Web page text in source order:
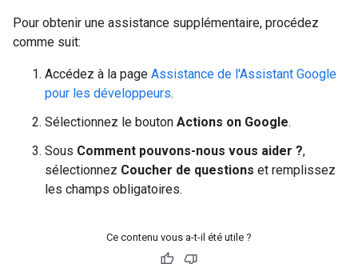
Pour obtenir une assistance supplémentaire, procédez
comme suit:
Accédez à la page Assistance de l'Assistant Google
pour les développeurs.
Sélectionnez le bouton Actions on Google.
Sous Comment pouvons-nous vous aider ?,
sélectionnez Coucher de questions et remplissez
les champs obligatoires.
Ce contenu vous a-t-il été utile ?